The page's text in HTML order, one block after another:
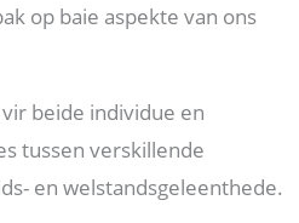
op baie aspekte van ons
beide individue en
tussen verskillende
en welstandsgeleenthede.